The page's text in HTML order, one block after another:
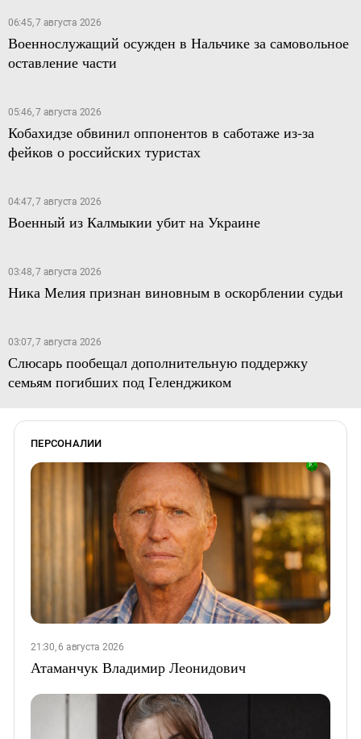
06:45, 7 августа 2026
Военнослужащий осужден в Нальчике за самовольное
оставление части
05:46, 7 августа 2026
Кобахидзе обвинил оппонентов в саботаже из-за
фейков о российских туристах
04:47, 7 августа 2026
Военный из Калмыкии убит на Украине
03:48, 7 августа 2026
Ника Мелия признан виновным в оскорблении судьи
03:07, 7 августа 2026
Слюсарь пообещал дополнительную поддержку
семьям погибших под Геленджиком
ПЕРСОНАЛИИ
21:30, 6 августа 2026
Атаманчук Владимир Леонидович